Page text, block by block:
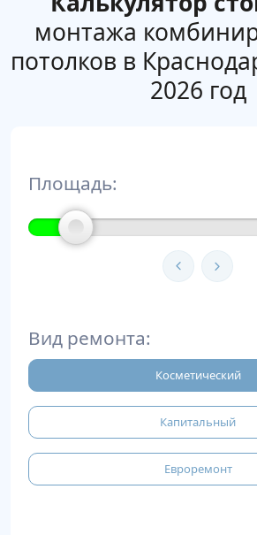
монтажа
потолков в
2026 год
Площадь:
Вид ремонта:
Косметический
Капитальный
Евроремонт